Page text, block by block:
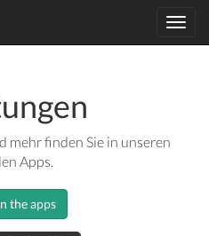
mehr finden Sie in unseren
Apps.
the apps